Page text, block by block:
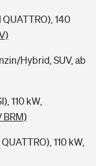
QUATTRO), 140
Hybrid, SUV, ab
110 kW,
BRM)
110 kW,